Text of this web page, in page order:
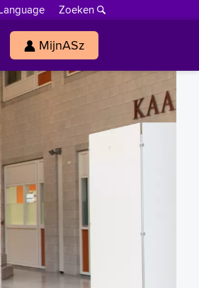
Zoeken
MijnASz